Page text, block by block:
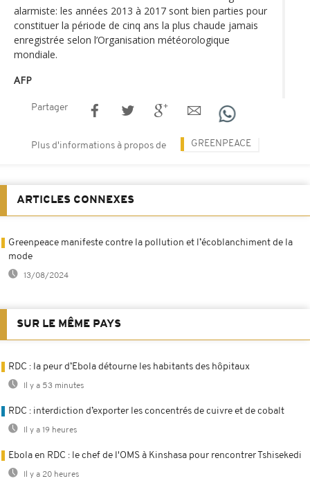
alarmiste: les années 2013 à 2017 sont bien parties pour
constituer la période de cinq ans la plus chaude jamais
enregistrée selon l’Organisation météorologique
mondiale.
AFP
Partager
Plus d'informations à propos de GREENPEACE
ARTICLES CONNEXES
Greenpeace manifeste contre la pollution et l’écoblanchiment de la
mode
13/08/2024
SUR LE MÊME PAYS
RDC : la peur d’Ebola détourne les habitants des hôpitaux
Il y a 53 minutes
RDC : interdiction d’exporter les concentrés de cuivre et de cobalt
Il y a 19 heures
Ebola en RDC : le chef de l'OMS à Kinshasa pour rencontrer Tshisekedi
Il y a 20 heures